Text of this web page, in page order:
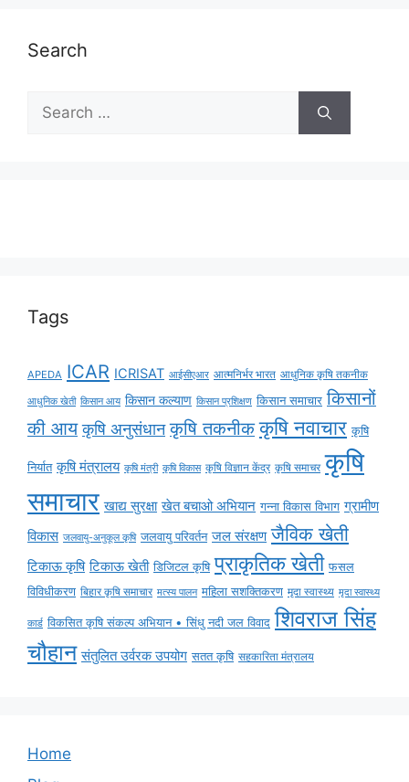
Search
Tags
APEDA ICAR ICRISAT आईसीएआर आत्मनिर्भर भारत आधुनिक कृषि तकनीक
आधुनिक खेती किसान आय किसान कल्याण किसान प्रशिक्षण किसान समाचार किसानों
की आय कृषि अनुसंधान कृषि तकनीक कृषि नवाचार कृषि
निर्यात कृषि मंत्रालय कृषि मंत्री कृषि विकास कृषि विज्ञान केंद्र कृषि समाचर कृषि
समाचार खाद्य सुरक्षा खेत बचाओ अभियान गन्ना विकास विभाग ग्रामीण
विकास जलवायु-अनुकूल कृषि जलवायु परिवर्तन जल संरक्षण जैविक खेती
टिकाऊ कृषि टिकाऊ खेती डिजिटल कृषि प्राकृतिक खेती फसल
विविधीकरण बिहार कृषि समाचार मत्स्य पालन महिला सशक्तिकरण मृदा स्वास्थ्य मृदा स्वास्थ्य
कार्ड विकसित कृषि संकल्प अभियान • सिंधु नदी जल विवाद शिवराज सिंह
चौहान संतुलित उर्वरक उपयोग सतत कृषि सहकारिता मंत्रालय
Home